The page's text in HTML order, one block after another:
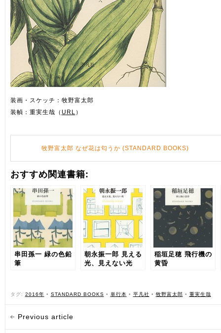
装画・スケッチ：牧野富太郎
装幀：重実生哉（ URL ）
牧野富太郎 なぜ花は匂うか (STANDARD BOOKS)
おすすめ関連書籍:
串田孫一 緑の色鉛
筆
朝永振一郎 見える
光、見えない光
稲垣足穂 飛行機の
黄昏
タグ: 2016年 • STANDARD BOOKS • 単行本 • 平凡社 • 牧野富太郎 • 重実生哉
Previous article